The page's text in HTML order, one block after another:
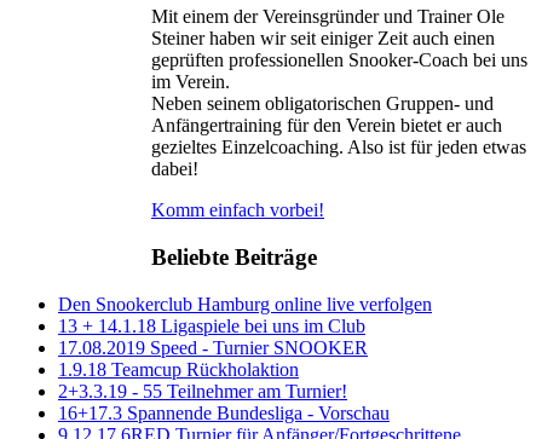
Mit einem der Vereinsgründer und Trainer Ole
Steiner haben wir seit einiger Zeit auch einen
geprüften professionellen Snooker-Coach bei uns
im Verein.
Neben seinem obligatorischen Gruppen- und
Anfängertraining für den Verein bietet er auch
gezieltes Einzelcoaching. Also ist für jeden etwas
dabei!
Komm einfach vorbei!
Beliebte Beiträge
Den Snookerclub Hamburg online live verfolgen
13 + 14.1.18 Ligaspiele bei uns im Club
17.08.2019 Speed - Turnier SNOOKER
1.9.18 Teamcup Rückholaktion
2+3.3.19 - 55 Teilnehmer am Turnier!
16+17.3 Spannende Bundesliga - Vorschau
9.12.17 6RED Turnier für Anfänger/Fortgeschrittene